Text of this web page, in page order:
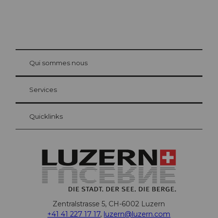
Carte d’hôte Lucerne
Vos avantages en tant qu'hôte pour la nuit
at Bre
Qui sommes nous
Services
Quicklinks
Zentralstrasse 5, CH-6002 Luzern
+41 41 227 17 17, luzern@luzern.com